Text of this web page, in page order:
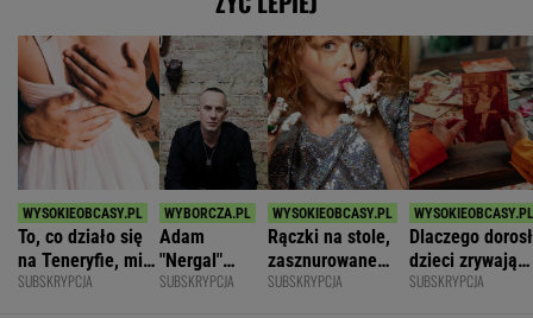
To, co działo się
na Teneryfie, mi
się należało. Nie
SUBSKRYPCJA
Adam
"Nergal"
Darski: Ja
SUBSKRYPCJA
Rączki na stole,
zasznurowane
usta. Byłam
SUBSKRYPCJA
Dlaczego
dzieci zrywają
kontakt z
SUBSKRYPCJA